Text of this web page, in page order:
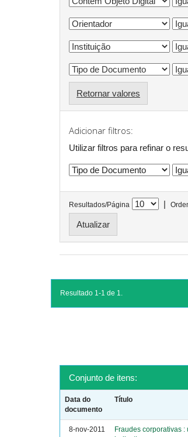
Retornar valores
Adicionar filtros:
Utilizar filtros para refinar o
Resultados/Página |
Resultado 1-1 de 1.
Conjunto de itens:
Data do
documento
Título
8-nov-2011
Fraudes corporativas